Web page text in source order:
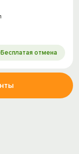
Бесплатая отмена